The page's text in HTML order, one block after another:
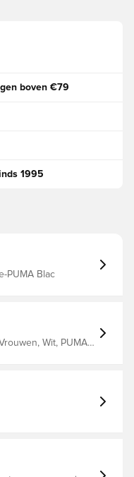
boven €79
1995
PUMA Blac
Wit, PUMA,